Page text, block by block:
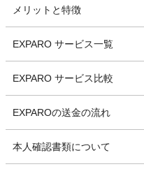
メリットと特徴
EXPARO サービス一覧
EXPARO サービス比較
EXPAROの送金の流れ
本人確認書類について